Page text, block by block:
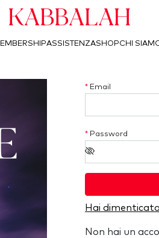
Kabbalah
ASSISTENZASHOPCHI
* Email
* Password
Hai
Non hai un